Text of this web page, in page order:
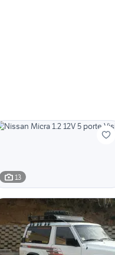
13